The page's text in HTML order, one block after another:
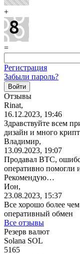
+
=
Регистрация
Забыли пароль?
Отзывы
Rinat,
16.12.2023, 19:46
Здравствуйте всем
дизайн и много
Владимир,
13.09.2023, 19:07
Продавал BTC,
оперативно помогли
Рекомендую…
Ион,
23.08.2023, 15:37
Все хорошо более
оперативный обмен
Все отзывы
Резерв валют
Solana SOL
5165